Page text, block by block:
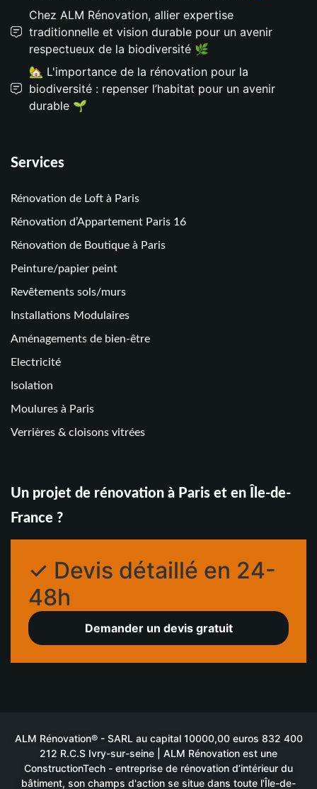
Chez ALM Rénovation, allier expertise
traditionnelle et vision durable pour un avenir
respectueux de la biodiversité 🌿
🏡 L'importance de la rénovation pour la
biodiversité : repenser l’habitat pour un avenir
durable 🌱
Services
Rénovation de Loft à Paris
Rénovation d’Appartement Paris 16
Rénovation de Boutique à Paris
Peinture/papier peint
Revêtements sols/murs
Installations Modulaires
Aménagements de bien-être
Electricité
Isolation
Moulures à Paris
Verrières & cloisons vitrées
Un projet de rénovation à Paris et en Île-de-
France ?
✓ Devis détaillé en 24-
48h
Demander un devis gratuit
ALM Rénovation® - SARL au capital 10000,00 euros 832 400
212 R.C.S Ivry-sur-seine | ALM Rénovation est une
ConstructionTech - entreprise de rénovation d’intérieur du
bâtiment, son champs d'action se situe dans toute l'Île-de-